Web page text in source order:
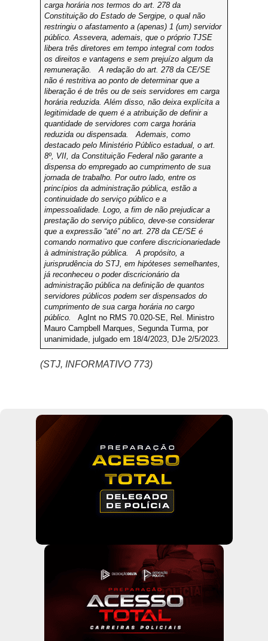
carga horária nos termos do art. 278 da
Constituição do Estado de Sergipe, o qual não
restringiu o afastamento a (apenas) 1 (um) servidor
público. Assevera, ademais, que o próprio TJSE
libera três diretores em tempo integral com todos
os direitos e vantagens e sem prejuízo algum da
remuneração.
A redação do art. 278 da CE/SE
não é restritiva ao ponto de determinar que a
liberação é de três ou de seis servidores em carga
horária reduzida. Além disso, não deixa explícita a
legitimidade de quem é a atribuição de definir a
quantidade de servidores com carga horária
reduzida ou dispensada.
Ademais, como
destacado pelo Ministério Público estadual, o art.
8º, VII, da Constituição Federal não garante a
dispensa do empregado ao cumprimento de sua
jornada de trabalho. Por outro lado, entre os
princípios da administração pública, estão a
continuidade do serviço público e a
impessoalidade. Logo, a fim de não prejudicar a
prestação do serviço público, deve-se considerar
que a expressão “até” no art. 278 da CE/SE é
comando normativo que confere discricionariedade
à administração pública.
A propósito, a
jurisprudência do STJ, em hipóteses semelhantes,
já reconheceu o poder discricionário da
administração pública na definição de quantos
servidores públicos podem ser dispensados do
cumprimento de sua carga horária no cargo
público.
AgInt no RMS 70.020-SE, Rel. Ministro
Mauro Campbell Marques, Segunda Turma, por
unanimidade, julgado em 18/4/2023, DJe 2/5/2023.
(STJ, INFORMATIVO 773)